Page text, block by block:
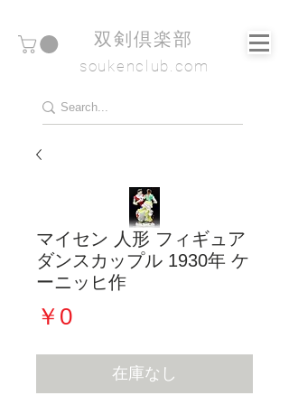
​双剣倶楽部
soukenclub.com
マイセン 人形 フィギュア
ダンスカップル 1930年 ケ
ーニッヒ作
￥0価
格
在庫なし